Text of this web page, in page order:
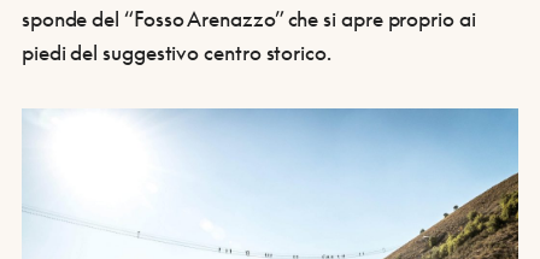
sponde del “Fosso Arenazzo” che si apre proprio ai
piedi del suggestivo centro storico.